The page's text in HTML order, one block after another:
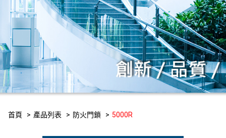
首頁 產品列表 防火門鎖 5000R